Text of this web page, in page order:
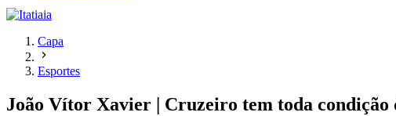
Capa
Esportes
João Vítor Xavier | Cruzeiro tem toda condição